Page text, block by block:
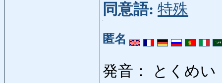
同意語: 特殊
匿名
発音： とくめい